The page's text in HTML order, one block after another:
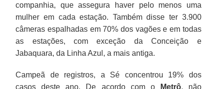
companhia, que assegura haver pelo menos uma
mulher em cada estação. Também disse ter 3.900
câmeras espalhadas em 70% dos vagões e em todas
as estações, com exceção da Conceição e
Jabaquara, da Linha Azul, a mais antiga.
Campeã de registros, a Sé concentrou 19% dos
casos deste ano. De acordo com o
Metrô, não